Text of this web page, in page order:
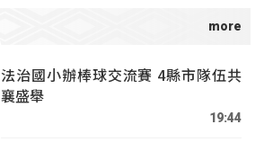
法治國小辦棒球交流賽 4縣市隊伍共
襄盛舉
19:44